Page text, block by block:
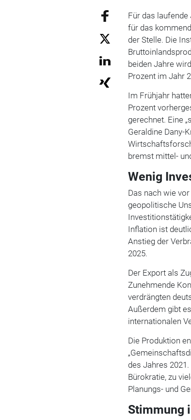
Für das
für das
der Stelle. Die
beiden Jahre
Prozent im Jahr
Im Frühjahr
Prozent
gerechnet. Eine
Geraldine Dany-
bremst mittel-
Wenig
Das nach wie
geopolitische
Inflation ist
Anstieg der
2025.
Der Export als
Zunehmende
verdrängten
Außerdem gibt
internationalen
Die Produktion
des Jahres
Bürokratie, zu
Planungs- und
Stimmung